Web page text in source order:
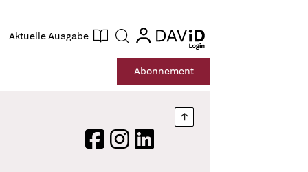
Aktuelle Ausgabe Suche login
login
Abonnement
Nach oben springen
FacebookInstagram
LinkedIn